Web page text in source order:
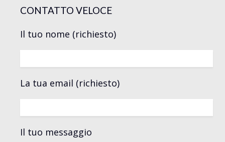
CONTATTO VELOCE
Il tuo nome (richiesto)
La tua email (richiesto)
Il tuo messaggio